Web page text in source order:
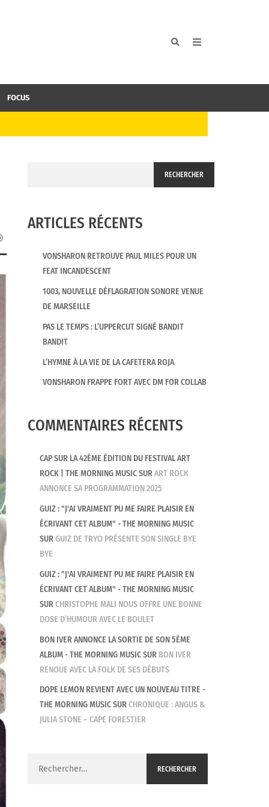
FOCUS
RECHERCHER
ARTICLES RÉCENTS
VONSHARON RETROUVE PAUL MILES POUR UN
FEAT INCANDESCENT
1003, NOUVELLE DÉFLAGRATION SONORE VENUE
DE MARSEILLE
PAS LE TEMPS : L’UPPERCUT SIGNÉ BANDIT
BANDIT
L’HYMNE À LA VIE DE LA CAFETERA ROJA
VONSHARON FRAPPE FORT AVEC DM FOR COLLAB
COMMENTAIRES RÉCENTS
CAP SUR LA 42ÈME ÉDITION DU FESTIVAL ART
ROCK | THE MORNING MUSICSURART ROCK
ANNONCE SA PROGRAMMATION 2025
GUIZ : "J'AI VRAIMENT PU ME FAIRE PLAISIR EN
ÉCRIVANT CET ALBUM" - THE MORNING MUSIC
SURGUIZ DE TRYO PRÉSENTE SON SINGLE BYE
BYE
GUIZ : "J'AI VRAIMENT PU ME FAIRE PLAISIR EN
ÉCRIVANT CET ALBUM" - THE MORNING MUSIC
SURCHRISTOPHE MALI NOUS OFFRE UNE BONNE
DOSE D’HUMOUR AVEC LE BOULET
BON IVER ANNONCE LA SORTIE DE SON 5ÈME
ALBUM - THE MORNING MUSICSUR BON IVER
RENOUE AVEC LA FOLK DE SES DÉBUTS
DOPE LEMON REVIENT AVEC UN NOUVEAU TITRE -
THE MORNING MUSICSURCHRONIQUE : ANGUS &
JULIA STONE – CAPE FORESTIER